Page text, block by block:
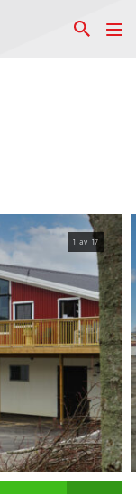
1 av 17